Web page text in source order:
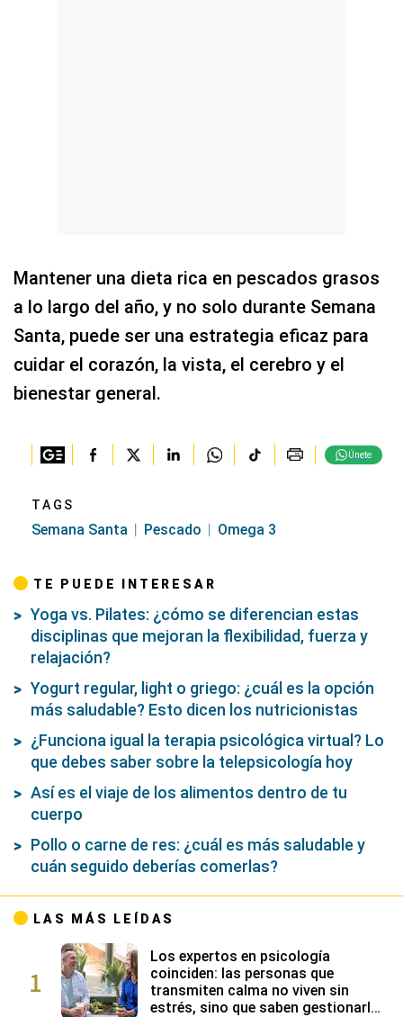
Mantener una dieta rica en pescados grasos
a lo largo del año, y no solo durante Semana
Santa, puede ser una estrategia eficaz para
cuidar el corazón, la vista, el cerebro y el
bienestar general.
Únete
TAGS
Semana Santa Pescado Omega 3
TE PUEDE INTERESAR
Yoga vs. Pilates: ¿cómo se diferencian estas
disciplinas que mejoran la flexibilidad, fuerza y
relajación?
Yogurt regular, light o griego: ¿cuál es la opción
más saludable? Esto dicen los nutricionistas
¿Funciona igual la terapia psicológica virtual? Lo
que debes saber sobre la telepsicología hoy
Así es el viaje de los alimentos dentro de tu
cuerpo
Pollo o carne de res: ¿cuál es más saludable y
cuán seguido deberías comerlas?
LAS MÁS LEÍDAS
1
Los expertos en psicología
coinciden: las personas que
transmiten calma no viven sin
estrés, sino que saben gestionarlo